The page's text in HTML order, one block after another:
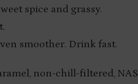
spice and grassy.
smoother. Drink fast.
non-chill-filtered,